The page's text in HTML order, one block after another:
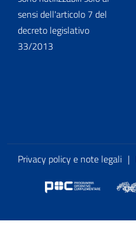
sensi dell'articolo 7 del
decreto legislativo
33/2013
Privacy policy e note legali |